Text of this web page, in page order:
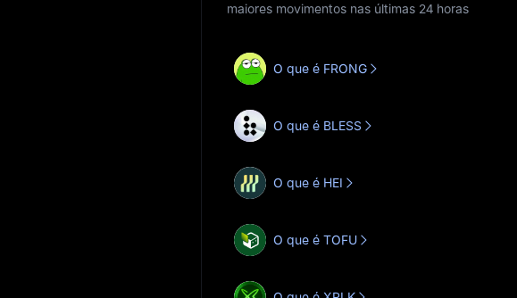
maiores movimentos nas últimas 24 horas
O que é FRONG
O que é BLESS
O que é HEI
O que é TOFU